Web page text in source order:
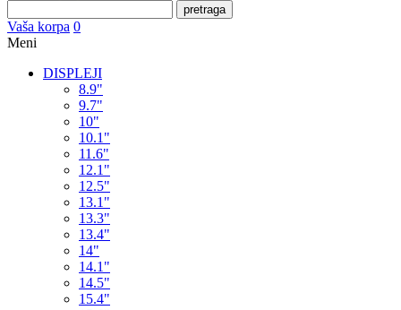
pretraga
Vaša korpa 0
Meni
DISPLEJI
8.9"
9.7"
10"
10.1"
11.6"
12.1"
12.5"
13.1"
13.3"
13.4"
14"
14.1"
14.5"
15.4"